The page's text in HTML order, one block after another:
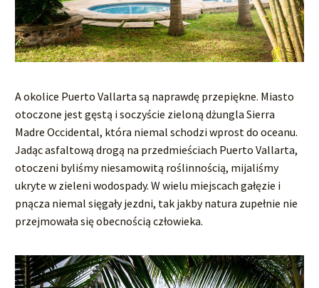
A okolice Puerto Vallarta są naprawdę przepiękne. Miasto
otoczone jest gęstą i soczyście zieloną dżungla Sierra
Madre Occidental, która niemal schodzi wprost do oceanu.
Jadąc asfaltową drogą na przedmieściach Puerto Vallarta,
otoczeni byliśmy niesamowitą roślinnością, mijaliśmy
ukryte w zieleni wodospady. W wielu miejscach gałęzie i
pnącza niemal sięgały jezdni, tak jakby natura zupełnie nie
przejmowała się obecnością człowieka.